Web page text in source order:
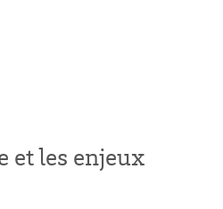
et les enjeux